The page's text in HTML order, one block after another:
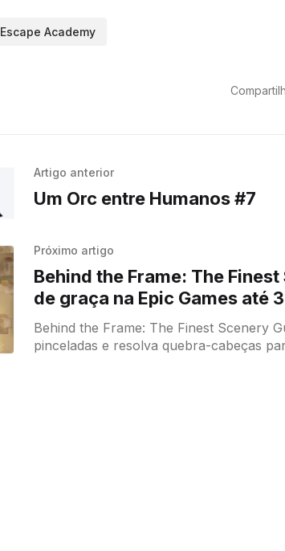
Escape Academy
Artigo anterior
Um Orc entre Humanos #7
Próximo artigo
Behind the Frame: The
de graça na Epic Games até
Behind the Frame: The Finest Scenery Guie as
pinceladas e resolva quebra-cabeças